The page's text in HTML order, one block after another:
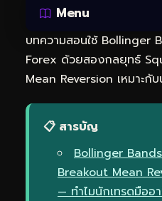
Menu
บทความสอนใช้ Bollinger
Forex ด้วยสองกลยุทธ์
Mean Reversion เหมาะกั
📋 สารบัญ
Bollinger
Breakout Mean
— ทำไมนักเทรดมือ